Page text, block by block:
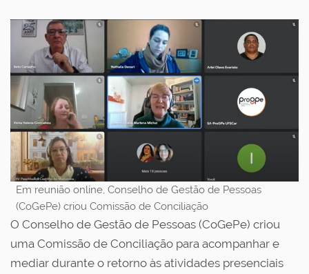
Em reunião online, Conselho de Gestão de Pessoas
(CoGePe) criou Comissão de Conciliação
O Conselho de Gestão de Pessoas (CoGePe) criou
uma Comissão de Conciliação para acompanhar e
mediar durante o retorno às atividades presenciais